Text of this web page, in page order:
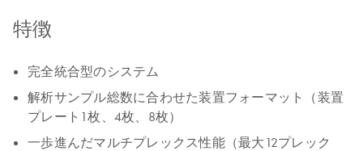
特徴
完全統合型のシステム
解析サンプル総数に合わせた装置フォーマット（装置
プレート1枚、4枚、8枚）
一歩進んだマルチプレックス性能（最大12プレック